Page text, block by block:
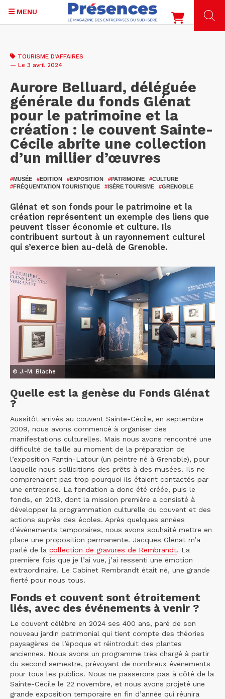
contenu
MENU
TOURISME D’AFFAIRES
— Le 3 avril 2024
Aurore Belluard, déléguée
générale du fonds Glénat
pour le patrimoine et la
création : le couvent Sainte-
Cécile abrite une collection
d’un millier d’œuvres
#MUSÉE #EDITION #EXPOSITION #PATRIMOINE #CULTURE
#FRÉQUENTATION TOURISTIQUE #ISÈRE TOURISME #GRENOBLE
Glénat et son fonds pour le patrimoine et la
création représentent un exemple des liens que
peuvent tisser économie et culture. Ils
contribuent surtout à un rayonnement culturel
qui s’exerce bien au-delà de Grenoble.
© J.-M. Blache
Quelle est la genèse du Fonds Glénat
?
Aussitôt arrivés au couvent Sainte-Cécile, en septembre
2009, nous avons commencé à organiser des
manifestations culturelles. Mais nous avons rencontré une
difficulté de taille au moment de la préparation de
l’exposition Fantin-Latour (un peintre né à Grenoble), pour
laquelle nous sollicitions des prêts à des musées. Ils ne
comprenaient pas trop pourquoi ils étaient contactés par
une entreprise. La fondation a donc été créée, puis le
fonds, en 2013, dont la mission première a consisté à
développer la programmation culturelle du couvent et des
actions auprès des écoles. Après quelques années
d’événements temporaires, nous avons souhaité mettre en
place une proposition permanente. Jacques Glénat m’a
parlé de la collection de gravures de Rembrandt. La
première fois que je l’ai vue, j’ai ressenti une émotion
extraordinaire. Le Cabinet Rembrandt était né, une grande
fierté pour nous tous.
Fonds et couvent sont étroitement
liés, avec des événements à venir ?
Le couvent célèbre en 2024 ses 400 ans, paré de son
nouveau jardin patrimonial qui tient compte des théories
paysagères de l’époque et réintroduit des plantes
anciennes. Nous avons un programme très chargé à partir
du second semestre, prévoyant de nombreux événements
pour tous les publics. Nous ne passerons pas à côté de la
Sainte-Cécile le 22 novembre, et nous avons projeté une
grande exposition temporaire en fin d’année qui réunira